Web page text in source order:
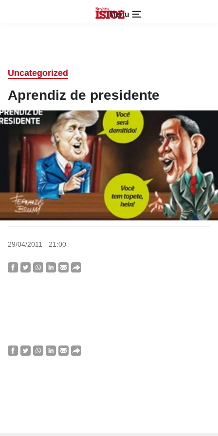
Menu
Uncategorized
Aprendiz de presidente
29/04/2011 - 21:00